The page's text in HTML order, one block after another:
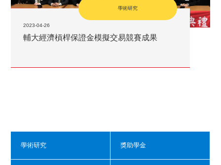
學術研究
2023-04-26
輔大經濟槓桿保證金模擬交易競賽成果
學術研究 獎助學金